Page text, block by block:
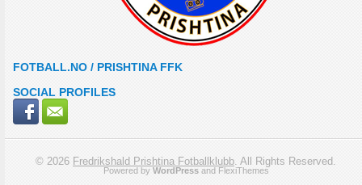
FOTBALL.NO / PRISHTINA FFK
SOCIAL PROFILES
© 2026 Fredrikshald Prishtina Fotballklubb. All Rights Reserved.
Powered by WordPressand FlexiThemes